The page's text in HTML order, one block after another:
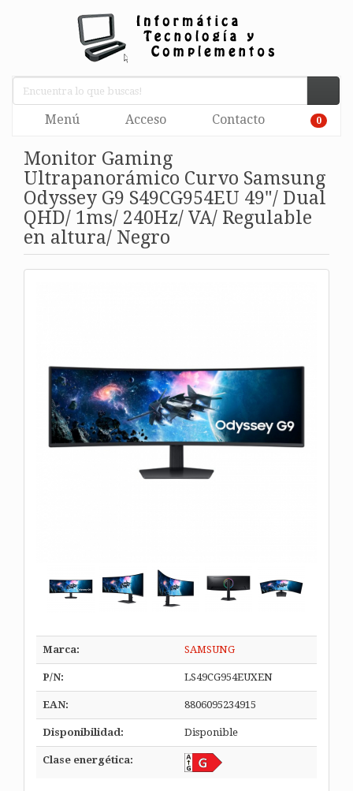
Menú Acceso Contacto 0
Monitor Gaming
Ultrapanorámico Curvo Samsung
Odyssey G9 S49CG954EU 49"/ Dual
QHD/ 1ms/ 240Hz/ VA/ Regulable
en altura/ Negro
Marca: SAMSUNG
P/N: LS49CG954EUXEN
EAN: 8806095234915
Disponibilidad: Disponible
Clase energética: